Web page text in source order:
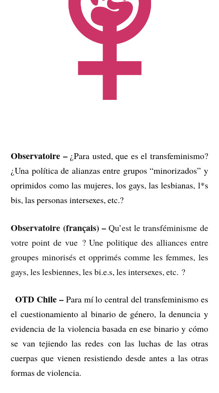
Observatoire –¿Para usted, que es el transfeminismo?
¿Una política de alianzas entre grupos “minorizados” y
oprimidos como las mujeres, los gays, las lesbianas, l*s
bis, las personas intersexes, etc.?
Observatoire (français) –Qu’est le transféminisme de
votre point de vue ? Une politique des alliances entre
groupes minorisés et opprimés comme les femmes, les
gays, les lesbiennes, les bi.e.s, les intersexes, etc. ?
–OTD Chile – Para mí lo central del transfeminismo es
el cuestionamiento al binario de género, la denuncia y
evidencia de la violencia basada en ese binario y cómo
se van tejiendo las redes con las luchas de las otras
cuerpas que vienen resistiendo desde antes a las otras
formas de violencia.